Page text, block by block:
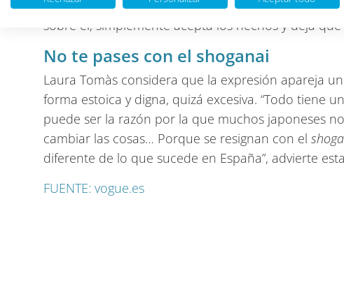
poder y no puedes hacer nada al respecto,
sobre él; simplemente acepta los hechos y deja
No te pases con el shoganai
Laura Tomàs considera que la expresión apareja
forma estoica y digna, quizá excesiva. “Todo tiene
puede ser la razón por la que muchos japoneses
cambiar las cosas… Porque se resignan con el
diferente de lo que sucede en España”, advierte
FUENTE: vogue.es